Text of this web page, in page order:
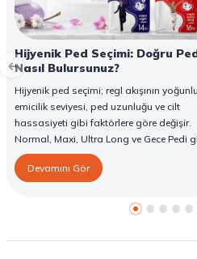
Hijyenik Ped Seçimi: Doğru
Nasıl Bulursunuz?
Hijyenik ped seçimi; regl akışının
emicilik seviyesi, ped uzunluğu ve cilt
hassasiyeti gibi faktörlere göre değişir.
Normal, Maxi, Ultra Long ve Gece Pedi
farklı seçenekler, farklı ihtiyaçlara yönelik
koruma sunar. Doğru ped seçimi gün
rehberde hijyenik ped çeşitleri, seçim
Devamını Gör